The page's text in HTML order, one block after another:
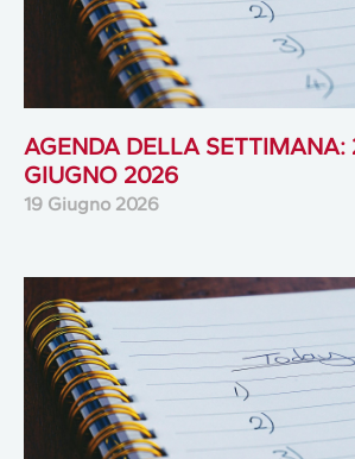
AGENDA DELLA SETTIMANA:
GIUGNO 2026
19 Giugno 2026